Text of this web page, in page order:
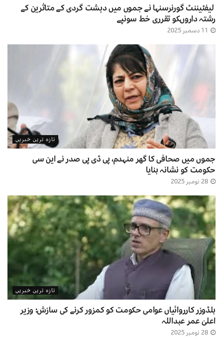
لیفٹیننٹ گورنرسنہا نے جموں میں دہشت گردی کے متاثرین کے
رشتہ داروںکو تقرری خط سونپے
تازہ ترین خبریں
جموں میں صحافی کا گھر منہدم، پی ڈی پی صدر نے این سی
حکومت کو نشانہ بنایا
تازہ ترین خبریں
بلڈوزر کارروائیاں عوامی حکومت کو کمزور کرنے کی سازش: وزیر
اعلیٰ عمر عبداللہ